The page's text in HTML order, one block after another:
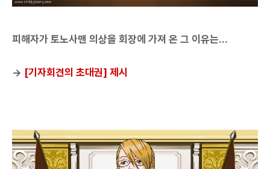
피해자가 토노사맨 의상을 회장에 가져 온 그 이유는...
→ [기자회견의 초대권] 제시